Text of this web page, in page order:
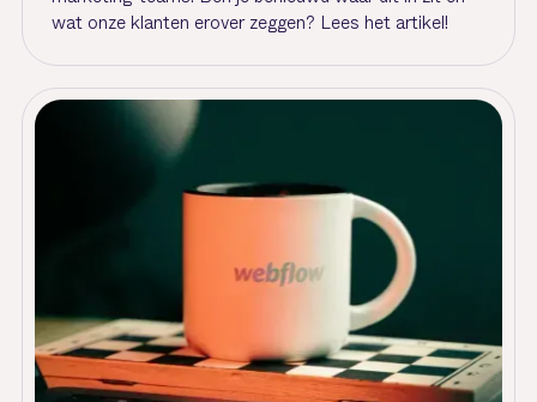
wat onze klanten erover zeggen? Lees het artikel!